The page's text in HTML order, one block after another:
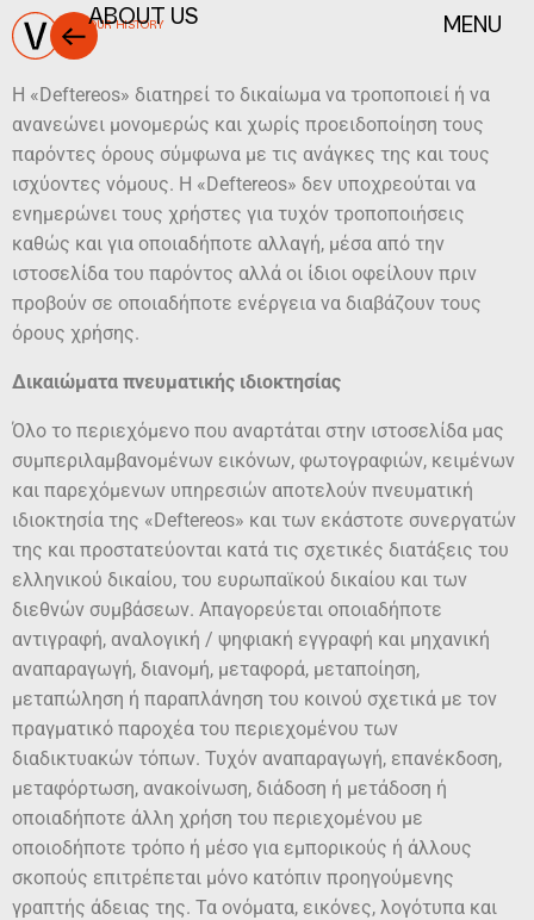
OUR HISTORY
ABOUT US MENU
Όροι Χρήσης
H «Deftereos» διατηρεί το δικαίωμα να τροποποιεί ή να
ανανεώνει μονομερώς και χωρίς προειδοποίηση τους
παρόντες όρους σύμφωνα με τις ανάγκες της και τους
ισχύοντες νόμους. Η «Deftereos» δεν υποχρεούται να
ενημερώνει τους χρήστες για τυχόν τροποποιήσεις
καθώς και για οποιαδήποτε αλλαγή, μέσα από την
ιστοσελίδα του παρόντος αλλά οι ίδιοι οφείλουν πριν
προβούν σε οποιαδήποτε ενέργεια να διαβάζουν τους
όρους χρήσης.
Δικαιώματα πνευματικής ιδιοκτησίας
Όλο το περιεχόμενο που αναρτάται στην ιστοσελίδα μας
συμπεριλαμβανομένων εικόνων, φωτογραφιών, κειμένων
και παρεχόμενων υπηρεσιών αποτελούν πνευματική
ιδιοκτησία της «Deftereos» και των εκάστοτε συνεργατών
της και προστατεύονται κατά τις σχετικές διατάξεις του
ελληνικού δικαίου, του ευρωπαϊκού δικαίου και των
διεθνών συμβάσεων. Απαγορεύεται οποιαδήποτε
αντιγραφή, αναλογική / ψηφιακή εγγραφή και μηχανική
αναπαραγωγή, διανομή, μεταφορά, μεταποίηση,
μεταπώληση ή παραπλάνηση του κοινού σχετικά με τον
πραγματικό παροχέα του περιεχομένου των
διαδικτυακών τόπων. Τυχόν αναπαραγωγή, επανέκδοση,
μεταφόρτωση, ανακοίνωση, διάδοση ή μετάδοση ή
οποιαδήποτε άλλη χρήση του περιεχομένου με
οποιοδήποτε τρόπο ή μέσο για εμπορικούς ή άλλους
σκοπούς επιτρέπεται μόνο κατόπιν προηγούμενης
γραπτής άδειας της. Τα ονόματα, εικόνες, λογότυπα και